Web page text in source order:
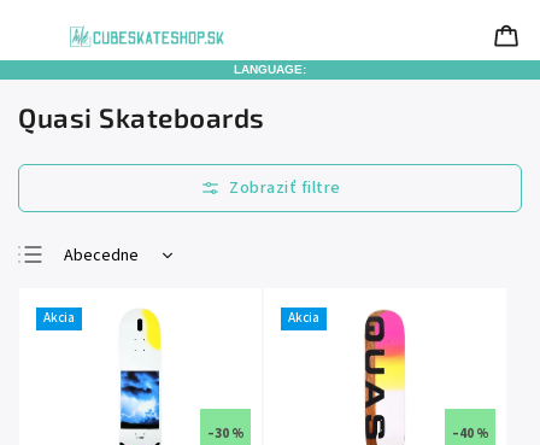
LANGUAGE:
Quasi Skateboards
Abecedne
Najdrahšie
Najpredávanejšie
Akcia
–30 %
Akcia
–40 %